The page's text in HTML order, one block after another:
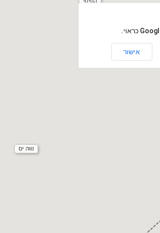
הסיטי
נווה ים
אישור